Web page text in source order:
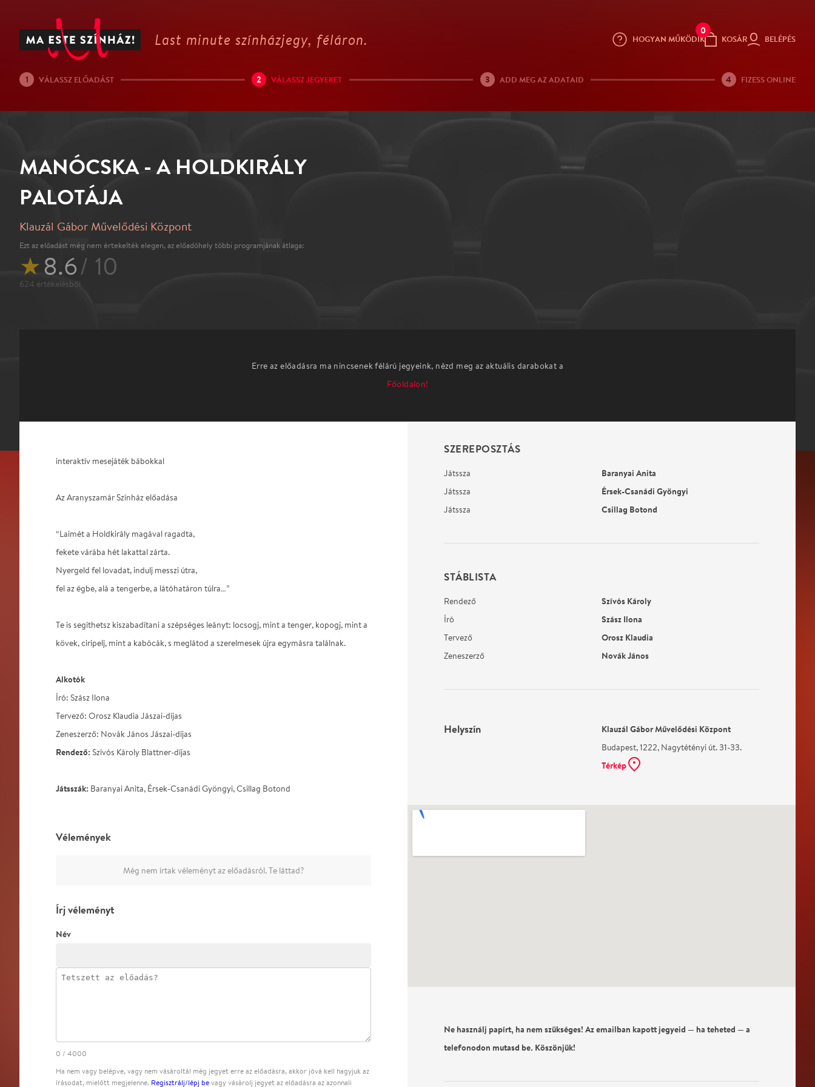
Last minute színházjegy, féláron. HOGYAN MŰKÖDIK
0
KOSÁR BELÉPÉS
1 VÁLASSZ ELŐADÁST 2 VÁLASSZ JEGYEKET 3 ADD MEG AZ ADATAID 4 FIZESS ONLINE
MANÓCSKA - A HOLDKIRÁLY
PALOTÁJA
Klauzál Gábor Művelődési Központ
Ezt az előadást még nem értekelték elegen, az előadóhely többi programjának átlaga:
★8.6/ 10
624 értékelésből
Erre az előadásra ma nincsenek félárú jegyeink, nézd meg az aktuális darabokat a
Főoldalon!
interaktív mesejáték bábokkal
Az Aranyszamár Színház előadása
“Laimét a Holdkirály magával ragadta,
fekete várába hét lakattal zárta.
Nyergeld fel lovadat, indulj messzi útra,
fel az égbe, alá a tengerbe, a látóhatáron túlra…”
Te is segíthetsz kiszabadítani a szépséges leányt: locsogj, mint a tenger, kopogj, mint a
kövek, ciripelj, mint a kabócák, s meglátod a szerelmesek újra egymásra találnak.
Alkotók
Író: Szász Ilona
Tervező: Orosz Klaudia Jászai-díjas
Zeneszerző: Novák János Jászai-díjas
Rendező: Szívós Károly Blattner-díjas
Játsszák: Baranyai Anita, Érsek-Csanádi Gyöngyi, Csillag Botond
SZEREPOSZTÁS
Játssza Baranyai Anita
Játssza Érsek-Csanádi Gyöngyi
Játssza Csillag Botond
STÁBLISTA
Rendező Szívós Károly
Író Szász Ilona
Tervező Orosz Klaudia
Zeneszerző Novák János
Helyszín Klauzál Gábor Művelődési Központ
Budapest, 1222, Nagytétényi út. 31-33.
Térkép
Ne használj papírt, ha nem szükséges! Az emailban kapott jegyeid — ha teheted — a
telefonodon mutasd be. Köszönjük!
Vélemények
Még nem írtak véleményt az előadásról. Te láttad?
Írj véleményt
Név
0 / 4000
Ha nem vagy belépve, vagy nem vásároltál még jegyet erre az előadásra, akkor jóvá kell hagyjuk az
írásodat, mielőtt megjelenne. Regisztrálj/lépj be vagy vásárolj jegyet az előadásra az azonnali